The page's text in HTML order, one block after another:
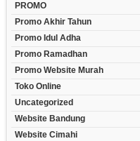
PROMO
Promo Akhir Tahun
Promo Idul Adha
Promo Ramadhan
Promo Website Murah
Toko Online
Uncategorized
Website Bandung
Website Cimahi